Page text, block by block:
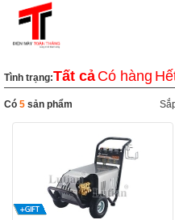
Tình trạng:Tất cả Có hàng
Có 5 sản phẩm